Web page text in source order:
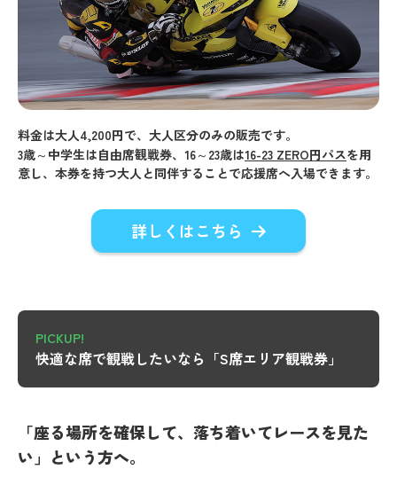
料金は大人4,200円で、大人区分のみの販売です。
3歳～中学生は自由席観戦券、16～23歳は16-23 ZERO円パスを用
意し、本券を持つ大人と同伴することで応援席へ入場できます。
詳しくはこちら
PICKUP!
快適な席で観戦したいなら「S席エリア観戦券」
「座る場所を確保して、落ち着いてレースを見た
い」という方へ。